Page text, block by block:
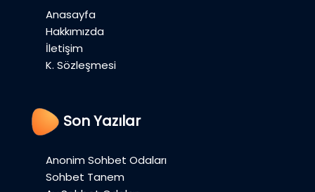
Anasayfa
Hakkımızda
İletişim
K. Sözleşmesi
Son Yazılar
Anonim Sohbet Odaları
Sohbet Tanem